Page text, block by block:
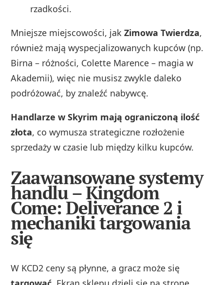
rzadkości.
Mniejsze miejscowości, jakZimowa Twierdza,
również mają wyspecjalizowanych kupców (np.
Birna – różności, Colette Marence – magia w
Akademii), więc nie musisz zwykle daleko
podróżować, by znaleźć nabywcę.
Handlarze w Skyrim mają ograniczoną ilość
złota, co wymusza strategiczne rozłożenie
sprzedaży w czasie lub między kilku kupców.
Zaawansowane systemy
handlu – Kingdom
Come: Deliverance 2 i
mechaniki targowania
się
W KCD2 ceny są płynne, a gracz może się